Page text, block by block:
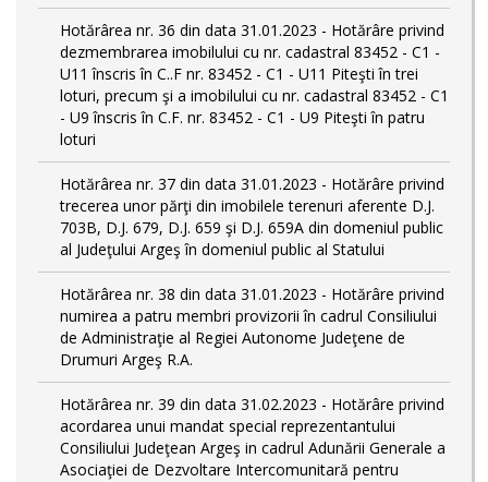
Hotărârea nr. 36 din data 31.01.2023 - Hotărâre privind
dezmembrarea imobilului cu nr. cadastral 83452 - C1 -
U11 înscris în C..F nr. 83452 - C1 - U11 Piteşti în trei
loturi, precum şi a imobilului cu nr. cadastral 83452 - C1
- U9 înscris în C.F. nr. 83452 - C1 - U9 Piteşti în patru
loturi
Hotărârea nr. 37 din data 31.01.2023 - Hotărâre privind
trecerea unor părţi din imobilele terenuri aferente D.J.
703B, D.J. 679, D.J. 659 şi D.J. 659A din domeniul public
al Judeţului Argeş în domeniul public al Statului
Hotărârea nr. 38 din data 31.01.2023 - Hotărâre privind
numirea a patru membri provizorii în cadrul Consiliului
de Administraţie al Regiei Autonome Judeţene de
Drumuri Argeş R.A.
Hotărârea nr. 39 din data 31.02.2023 - Hotărâre privind
acordarea unui mandat special reprezentantului
Consiliului Judeţean Argeş in cadrul Adunării Generale a
Asociaţiei de Dezvoltare Intercomunitară pentru